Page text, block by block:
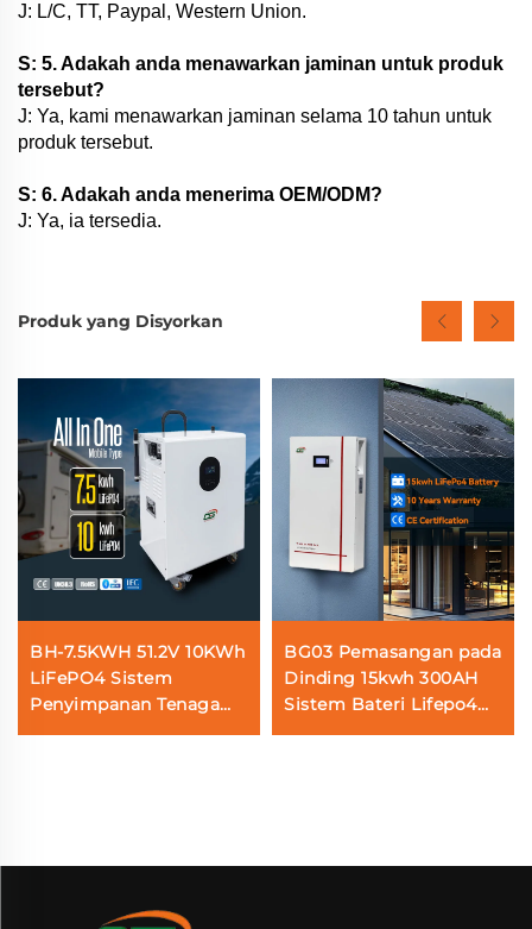
J: L/C, TT, Paypal, Western Union.
S: 5. Adakah anda menawarkan jaminan untuk produk
tersebut?
J: Ya, kami menawarkan jaminan selama 10 tahun untuk
produk tersebut.
S: 6. Adakah anda menerima OEM/ODM?
J: Ya, ia tersedia.
Produk yang Disyorkan
BH-7.5KWH 51.2V 10KWh
LiFePO4 Sistem
Penyimpanan Tenaga
Suria Rumah
BG03 Pemasangan pada
Dinding 15kwh 300AH
Sistem Bateri Lifepo4
untuk Penyimpanan